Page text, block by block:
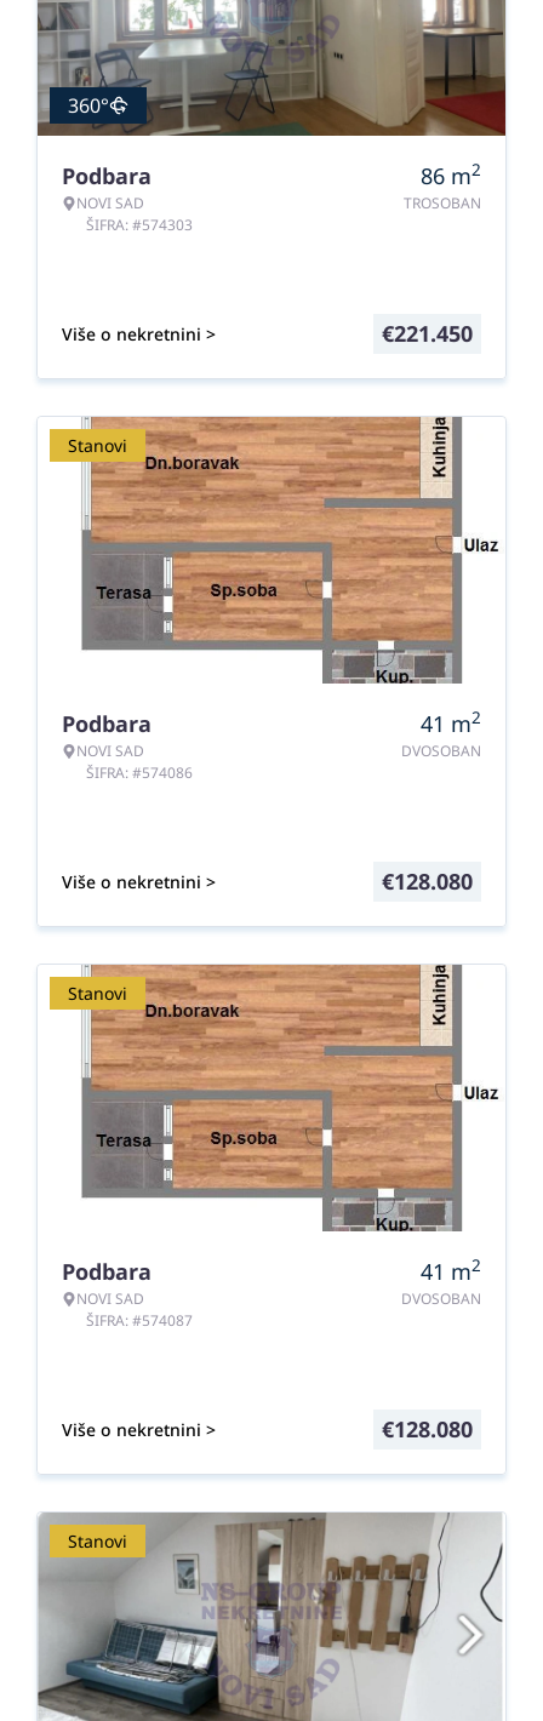
360°
Podbara
NOVI SAD
ŠIFRA: #574303
86 m2
TROSOBAN
Više o nekretnini > €221.450
Stanovi
Podbara
NOVI SAD
ŠIFRA: #574086
41 m2
DVOSOBAN
Više o nekretnini > €128.080
Stanovi
Podbara
NOVI SAD
ŠIFRA: #574087
41 m2
DVOSOBAN
Više o nekretnini > €128.080
Stanovi